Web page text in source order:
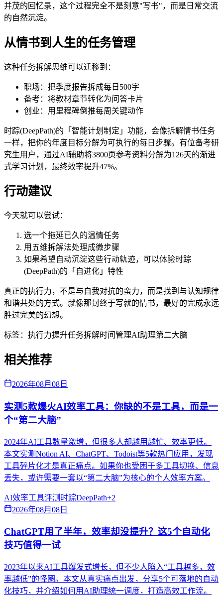
并茂的回忆录，这个过程完全不是刻意"写书"，而是日常交流
的自然沉淀。
从情书到人生的任务管理
这种任务拆解思维可以迁移到：
职场：把季度报告拆成每日500字
备考：将教材章节转化为问答卡片
创业：用里程碑倒推每周关键动作
时踪(DeepPath)的「智能计划制定」功能，会像拆解情书任务
一样，把你的年度目标分解为可执行的每日步骤。有位备考研
究生用户，通过AI辅助将3800页参考资料分解为126天的渐进
式学习计划，最终效率提升47%。
行动建议
今天就可以尝试：
选一个拖延已久的温情任务
用五维拆解法处理成微步骤
如果希望自动沉淀这些行动轨迹，可以体验时踪
(DeepPath)的「自进化」特性
真正的执行力，不是与自我对抗的蛮力，而是找到与认知规律
和谐共处的方式。就像那封终于写就的情书，最好的完成永远
胜过完美的幻想。
标签： 执行力提升任务拆解时间管理AI助理第二大脑
相关推荐
2026年08月08日
实测5款爆火AI效率工具：你缺的不是工具，而是一
个“第二大脑”
2024年AI工具数量激增，但很多人却越用越忙、效率更低。
本文实测Notion AI、ChatGPT、Todoist等5款热门应用，发现
工具碎片化才是真正痛点。如果你也受困于多工具切换、信息
丢失，或许需要一套以“第二大脑”为核心的个人效率方案。
AI效率工具评测 时踪DeepPath+2
2026年08月08日
ChatGPT用了半年，效率却没提升？这5个自动化
技巧值得一试
2023年以来AI工具爆发式增长，但不少人陷入“工具越多，效
率越低”的怪圈。本文从真实痛点出发，分享5个可落地的自动
化技巧，并介绍如何用AI助理统一调度，打造高效工作流。